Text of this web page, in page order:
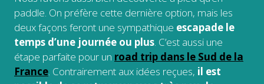
paddle. On préfère cette dernière option, mais les
deux façons feront une sympathique escapade le
temps d’une journée ou plus. C’est aussi une
étape parfaite pour un road trip dans le Sud de la
France. Contrairement aux idées reçues, il est